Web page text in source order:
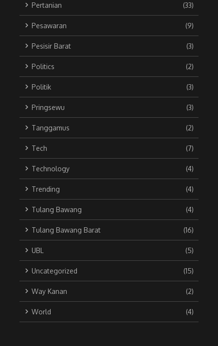
Pertanian (33)
Pesawaran (9)
Pesisir Barat (3)
Politics (2)
Politik (3)
Pringsewu (3)
Tanggamus (2)
Tech (7)
Technology (4)
Trending (4)
Tulang Bawang (4)
Tulang Bawang Barat (16)
UBL (5)
Uncategorized (15)
Way Kanan (2)
World (4)